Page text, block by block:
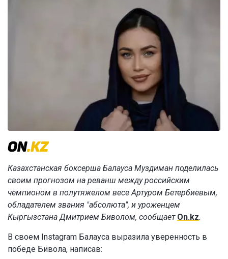
Казахстанская боксерша Балауса Муздиман поделилась
своим прогнозом на реванш между российским
чемпионом в полутяжелом весе Артуром Бетербиевым,
обладателем звания "абсолюта", и уроженцем
Кыргызстана Дмитрием Биволом, сообщает On.kz.
В своем Instagram Балауса выразила уверенность в
победе Бивола, написав: